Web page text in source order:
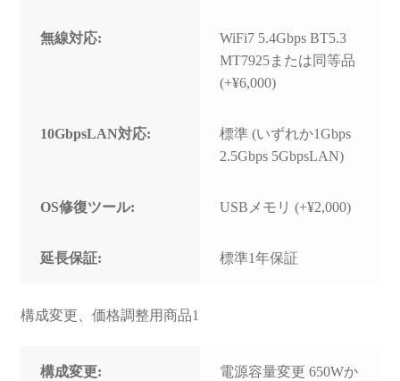
無線対応:
WiFi7 5.4Gbps BT5.3
MT7925または同等品
(+¥6,000)
10GbpsLAN対応:
標準 (いずれか1Gbps
2.5Gbps 5GbpsLAN)
OS修復ツール: USBメモリ (+¥2,000)
延長保証: 標準1年保証
構成変更、価格調整用商品1
構成変更:
電源容量変更 650Wか